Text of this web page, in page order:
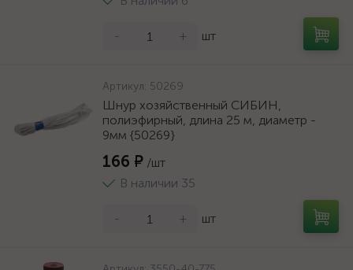
- + шт
Артикул: 50269
Шнур хозяйственный СИБИН,
полиэфирный, длина 25 м, диаметр -
9мм {50269}
166 ₽ /шт
В наличии 35
- + шт